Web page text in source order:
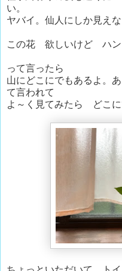
い。
ヤバイ。仙人にしか見え
この花 欲しいけど ハン
って言ったら
山にどこにでもあるよ。
て言われて
よ～く見てみたら どこに